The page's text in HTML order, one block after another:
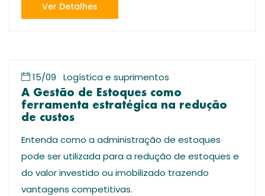
Ver Detalhes
15/09 Logística e suprimentos
A Gestão de Estoques como
ferramenta estratégica na redução
de custos
Entenda como a administração de estoques
pode ser utilizada para a redução de estoques e
do valor investido ou imobilizado trazendo
vantagens competitivas.